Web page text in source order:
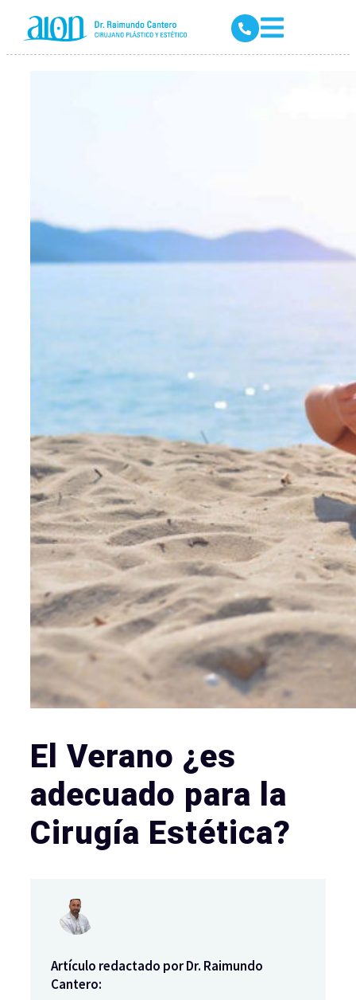
El Verano ¿es
adecuado para la
Cirugía Estética?
Artículo redactado por Dr. Raimundo
Cantero: